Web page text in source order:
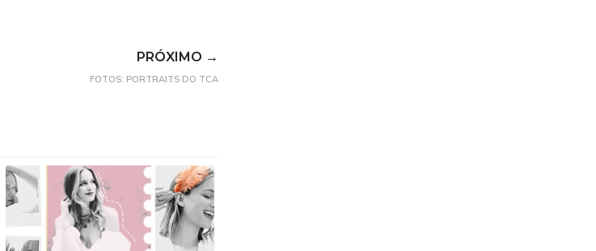
PRÓXIMO →
FOTOS: PORTRAITS DO TCA